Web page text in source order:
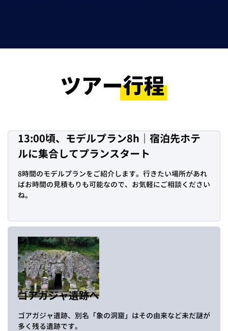
13:00頃、モデルプラン8h｜宿泊先ホテ
ルに集合してプランスタート
8時間のモデルプランをご紹介します。行きたい場所があれ
ばお時間の見積もりも可能なので、お気軽にご相談ください
ね。
ゴアガジャ遺跡へ
ゴアガジャ遺跡、別名「象の洞窟」はその由来など未だ謎が
多く残る遺跡です。